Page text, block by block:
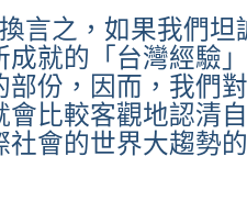
換言之，如果我們
成就的「台灣經驗
部份，因而，我們
會比較客觀地認清
社會的世界大趨勢